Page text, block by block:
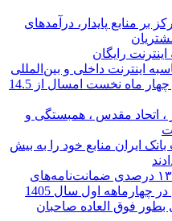
بر منابع پایدار، درآمدهای
رایگان
اینترنت داخلی و بین‌المللی
حق بیمه تولیدی بیمه ملت در چهار ماه نخست امسال از 14.5
، اتحاد مقدس ، همبستگی و
بانک ایران منابع خود را به بیش
افزایش ۷۰ درصدی منابع و ۱۳۲ درصدی ضمانت‌نامه‌های
چهارماهه اول سال 1405
فوق العاده صاحبان